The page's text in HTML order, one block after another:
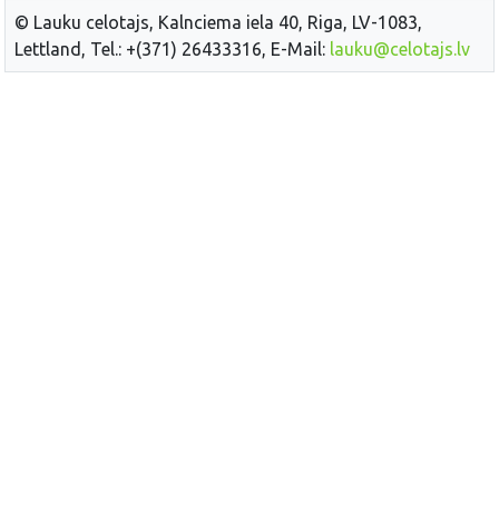
© Lauku celotajs, Kalnciema iela 40, Riga, LV-1083,
Lettland, Tel.: +(371) 26433316, E-Mail: lauku@celotajs.lv